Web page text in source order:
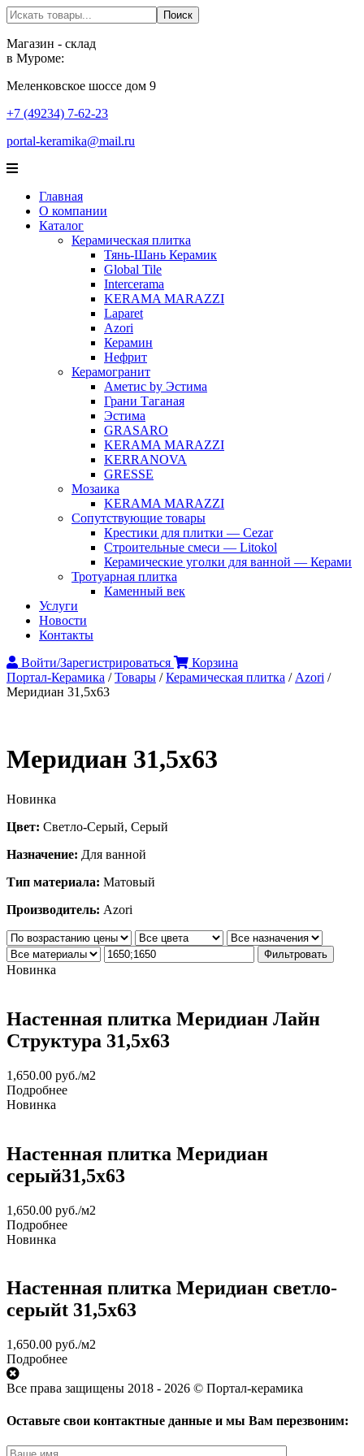
Поиск Поиск
Магазин - склад
в Муроме:
Меленковское шоссе дом 9
+7 (49234) 7-62-23
portal-keramika@mail.ru
Главная
О компании
Каталог
Керамическая плитка
Тянь-Шань Керамик
Global Tile
Intercerama
KERAMA MARAZZI
Laparet
Аzori
Керамин
Нефрит
Керамогранит
Аметис by Эстима
Грани Таганая
Эстима
GRASARO
KERAMA MARAZZI
KERRANOVA
GRESSE
Мозаика
KERAMA MARAZZI
Сопутствующие товары
Крестики для плитки — Cezar
Строительные смеси — Litokol
Керамические уголки для ванной — Керами
Тротуарная плитка
Каменный век
Услуги
Новости
Контакты
Войти/Зарегистрироваться
Корзина
Портал-Керамика /Товары /Керамическая плитка / Аzori /
Меридиан 31,5х63
Меридиан 31,5х63
Новинка
Цвет: Светло-Серый, Серый
Назначение: Для ванной
Тип материала: Матовый
Производитель: Azori
Фильтровать
Новинка
Настенная плитка Меридиан Лайн
Структура 31,5х63
1,650.00 руб./м2
Подробнее
Новинка
Настенная плитка Меридиан
серый31,5x63
1,650.00 руб./м2
Подробнее
Новинка
Настенная плитка Меридиан светло-
серыйt 31,5x63
1,650.00 руб./м2
Подробнее
Все права защищены 2018 - 2026 © Портал-керамика
Оставьте свои контактные данные и мы Вам перезвоним: